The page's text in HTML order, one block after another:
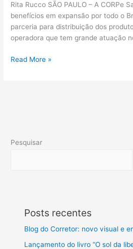
Rita Rucco SÃO PAULO – A CORPe
benefícios em expansão por todo o
parceria para distribuição dos
operadora que tem grande atuação
Read More »
Pesquisar
Posts recentes
Blog do Corretor: novo visual e
Lançamento do livro “O sol da